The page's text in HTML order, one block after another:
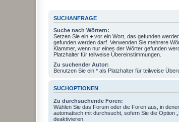
SUCHANFRAGE
Suche nach Wörtern:
Setzen Sie ein + vor ein Wort, das gefunden
gefunden werden darf. Verwenden Sie mehrere
Klammer, wenn nur eines der Wörter gefunden
Platzhalter für teilweise Übereinstimmungen.
Zu suchender Autor:
Benutzen Sie ein * als Platzhalter für teilweise
SUCHOPTIONEN
Zu durchsuchende Foren:
Wählen Sie das Forum oder die Foren aus, in
automatisch mit durchsucht, sofern Sie die Option
deaktivieren.